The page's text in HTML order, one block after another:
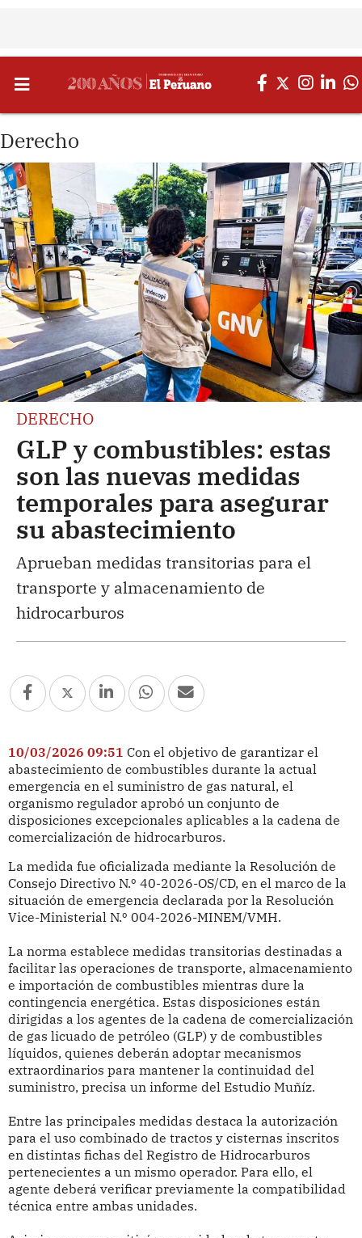
Derecho
DERECHO
GLP y combustibles: estas
son las nuevas medidas
temporales para asegurar
su abastecimiento
Aprueban medidas transitorias para el
transporte y almacenamiento de
hidrocarburos
10/03/2026 09:51 Con el objetivo de garantizar el
abastecimiento de combustibles durante la actual
emergencia en el suministro de gas natural, el
organismo regulador aprobó un conjunto de
disposiciones excepcionales aplicables a la cadena de
comercialización de hidrocarburos.
La medida fue oficializada mediante la Resolución de
Consejo Directivo N.º 40-2026-OS/CD, en el marco de la
situación de emergencia declarada por la Resolución
Vice-Ministerial N.º 004-2026-MINEM/VMH.
La norma establece medidas transitorias destinadas a
facilitar las operaciones de transporte, almacenamiento
e importación de combustibles mientras dure la
contingencia energética. Estas disposiciones están
dirigidas a los agentes de la cadena de comercialización
de gas licuado de petróleo (GLP) y de combustibles
líquidos, quienes deberán adoptar mecanismos
extraordinarios para mantener la continuidad del
suministro, precisa un informe del Estudio Muñíz.
Entre las principales medidas destaca la autorización
para el uso combinado de tractos y cisternas inscritos
en distintas fichas del Registro de Hidrocarburos
pertenecientes a un mismo operador. Para ello, el
agente deberá verificar previamente la compatibilidad
técnica entre ambas unidades.